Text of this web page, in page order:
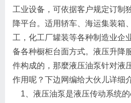
工业设备，可依据客户规定订制
降平台。适用轿车、海运集装箱
工，化工厂罐装等各种制造业企
备各种橱柜台面方式。液压升降
件构成的，那麼液压油泵针对液
作用呢？下边网编给大伙儿详细
1、液压油泵是液压传动系统的